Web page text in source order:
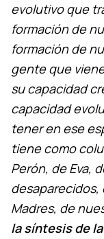
evolutivo que
formación de
formación de
gente que
su capacidad
capacidad
tener en ese
tiene como
Perón, de Eva,
desaparecidos,
Madres, de
la síntesis de